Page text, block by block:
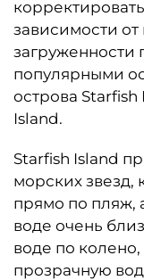
зависимости от
популярными
острова
Island.
Starfish Island
морских звезд,
прямо по пляж,
воде очень
воде по
прозрачную